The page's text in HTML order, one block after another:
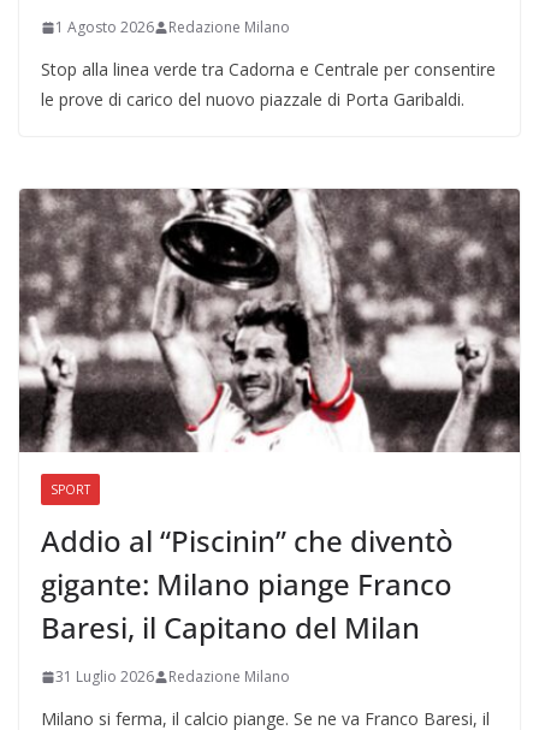
1 Agosto 2026 Redazione Milano
Stop alla linea verde tra Cadorna e Centrale per consentire
le prove di carico del nuovo piazzale di Porta Garibaldi.
SPORT
Addio al “Piscinin” che diventò
gigante: Milano piange Franco
Baresi, il Capitano del Milan
31 Luglio 2026 Redazione Milano
Milano si ferma, il calcio piange. Se ne va Franco Baresi, il